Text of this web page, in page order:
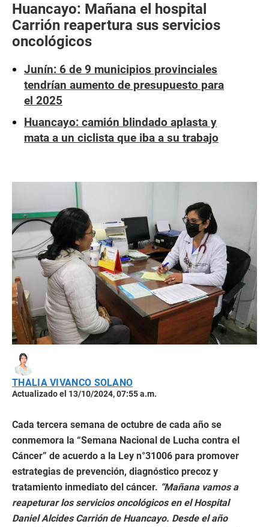
Huancayo: Mañana el hospital
Carrión reapertura sus servicios
oncológicos
Junín: 6 de 9 municipios provinciales
tendrían aumento de presupuesto para
el 2025
Huancayo: camión blindado aplasta y
mata a un ciclista que iba a su trabajo
THALIA VIVANCO SOLANO
Actualizado el 13/10/2024, 07:55 a.m.
Cada tercera semana de octubre de cada año se
conmemora la “Semana Nacional de Lucha contra el
Cáncer” de acuerdo a la Ley n°31006 para promover
estrategias de prevención, diagnóstico precoz y
tratamiento inmediato del cáncer. “Mañana vamos a
reapeturar los servicios oncológicos en el Hospital
Daniel Alcides Carrión de Huancayo. Desde el año